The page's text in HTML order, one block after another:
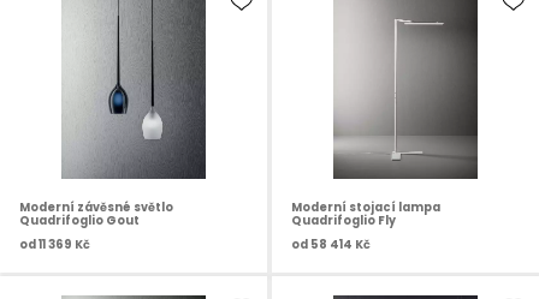
Moderní závěsné světlo
Quadrifoglio Gout
od11 369 Kč
Moderní stojací lampa
Quadrifoglio Fly
od 58 414 Kč